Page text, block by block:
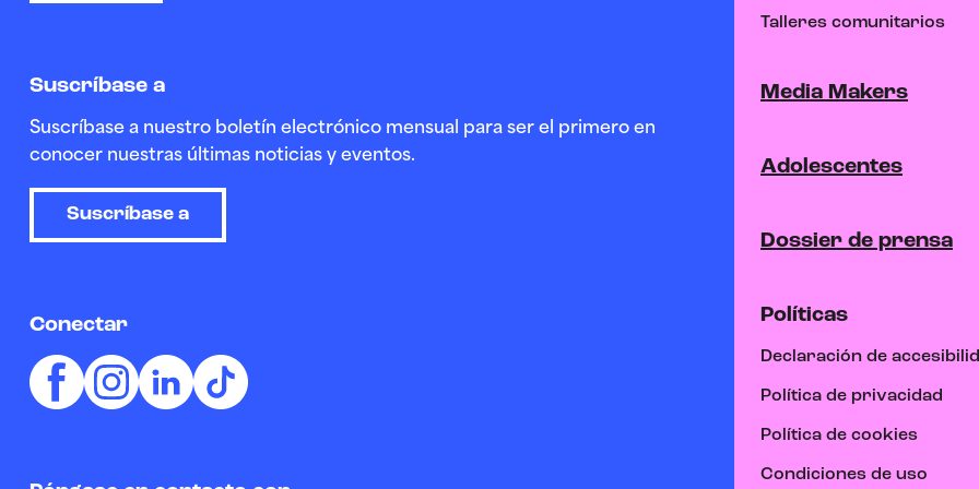
Suscríbase a
Suscríbase a nuestro boletín electrónico mensual para ser el primero en
conocer nuestras últimas noticias y eventos.
Suscríbase a
Conectar
Talleres comunitarios
Media Makers
Adolescentes
Dossier de prensa
Políticas
Declaración de
Política de privacidad
Política de cookies
Condiciones de uso